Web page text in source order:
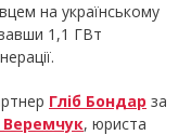
на українському
1,1 ГВт
Гліб Бондар за
Веремчук, юриста